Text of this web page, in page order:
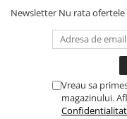
LUCRU LA ÎNĂLȚIME
Centuri și hamuri
Dispozitive de ancorare
Newsletter Nu rata
Vreau sa
magazinului.